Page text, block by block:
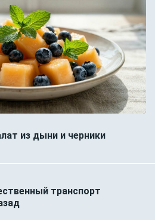
из дыни и черники
транспорт